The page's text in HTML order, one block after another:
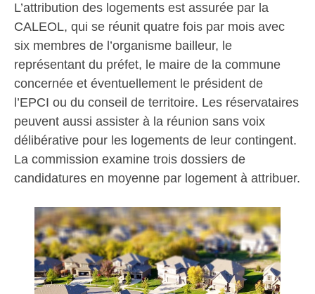
L’attribution des logements est assurée par la
CALEOL, qui se réunit quatre fois par mois avec
six membres de l’organisme bailleur, le
représentant du préfet, le maire de la commune
concernée et éventuellement le président de
l’EPCI ou du conseil de territoire. Les réservataires
peuvent aussi assister à la réunion sans voix
délibérative pour les logements de leur contingent.
La commission examine trois dossiers de
candidatures en moyenne par logement à attribuer.